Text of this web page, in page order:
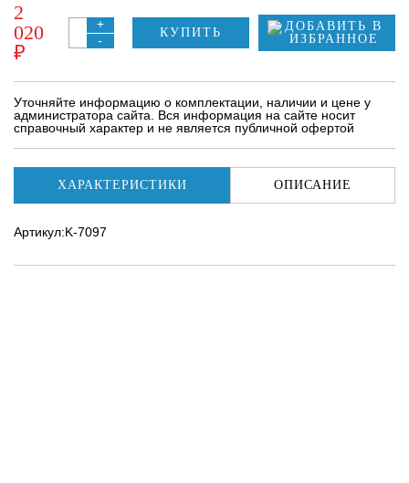
2
020
₽
+
-
КУПИТЬ
Уточняйте информацию о комплектации, наличии и цене у
администратора сайта. Вся информация на сайте носит
справочный характер и не является публичной офертой
ХАРАКТЕРИСТИКИ ОПИСАНИЕ
Артикул:K-7097